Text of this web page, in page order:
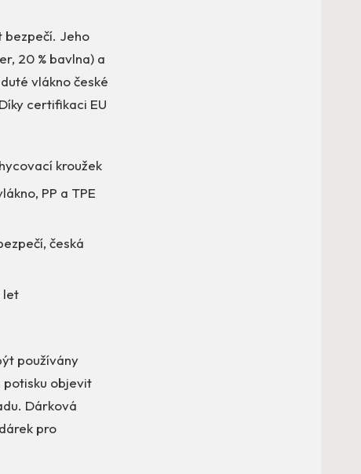
bezpečí. Jeho
20 % bavlna) a
vlákno české
certifikaci EU
kroužek
PP a TPE
česká
let
používány
potisku objevit
Dárková
pro